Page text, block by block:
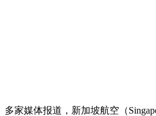
媒体报道，新加坡航空（